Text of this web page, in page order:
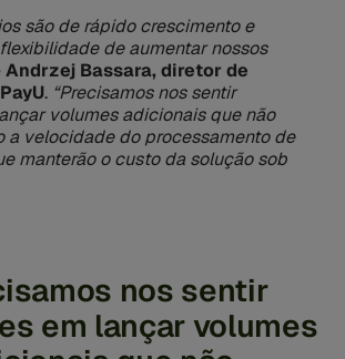
são de rápido crescimento e
de aumentar nossos
Andrzej Bassara, diretor de
. “Precisamos nos sentir
volumes adicionais que não
a velocidade do processamento de
manterão o custo da solução sob
nos sentir
em lançar volumes